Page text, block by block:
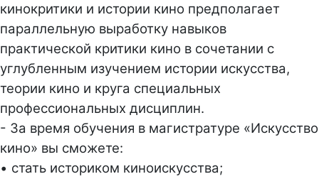
кинокритики и истории кино предполагает
параллельную выработку навыков
практической критики кино в сочетании с
углубленным изучением истории искусства,
теории кино и круга специальных
профессиональных дисциплин.
- За время обучения в магистратуре «Искусство
кино» вы сможете:
• стать историком киноискусства;